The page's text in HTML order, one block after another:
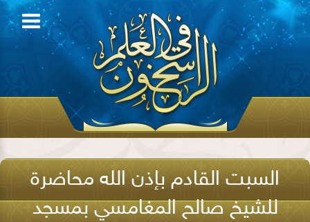
السبت القادم بإذن الله محاضرة
للشيخ صالح المغامسي بمسجد